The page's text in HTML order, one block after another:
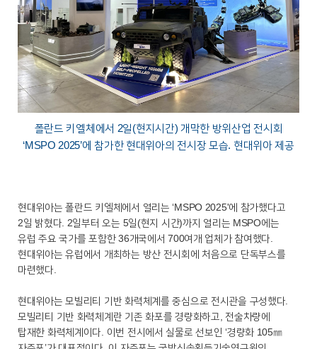
폴란드 키엘체에서 2일(현지시간) 개막한 방위산업 전시회
‘MSPO 2025’에 참가한 현대위아의 전시장 모습. 현대위아 제공
현대위아는 폴란드 키엘체에서 열리는 ‘MSPO 2025'에 참가했다고
2일 밝혔다. 2일부터 오는 5일(현지 시간)까지 열리는 MSPO에는
유럽 주요 국가를 포함한 36개국에서 700여개 업체가 참여했다.
현대위아는 유럽에서 개최하는 방산 전시회에 처음으로 단독부스를
마련했다.
현대위아는 모빌리티 기반 화력체계를 중심으로 전시관을 구성했다.
모빌리티 기반 화력체계란 기존 화포를 경량화하고, 전술차량에
탑재한 화력체계이다. 이번 전시에서 실물로 선보인 ‘경량화 105㎜